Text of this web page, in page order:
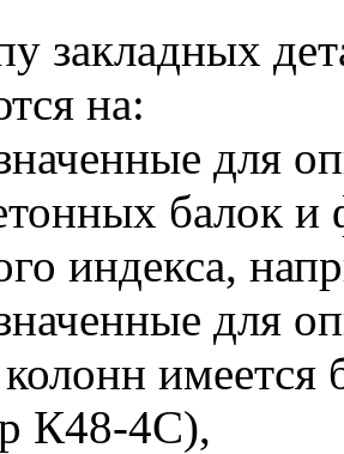
закладных
на:
для
балок
индекса,
для
К48-4С),